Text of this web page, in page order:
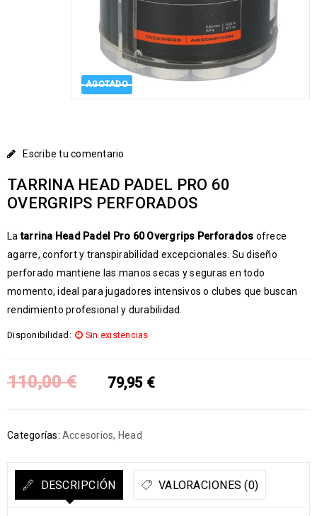
AGOTADO
Escribe tu comentario
TARRINA HEAD PADEL PRO 60
OVERGRIPS PERFORADOS
Latarrina Head Padel Pro 60 Overgrips Perforados ofrece
agarre, confort y transpirabilidad excepcionales. Su diseño
perforado mantiene las manos secas y seguras en todo
momento, ideal para jugadores intensivos o clubes que buscan
rendimiento profesional y durabilidad.
Disponibilidad: Sin existencias
110,00€ 79,95 €
Categorías: Accesorios, Head
DESCRIPCIÓN VALORACIONES (0)